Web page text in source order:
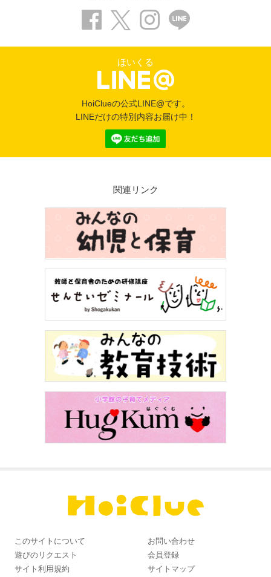
ほいくる
HoiClueの公式LINE@です。
LINEだけの特別内容お届け中！
関連リンク
このサイトについて
お問い合わせ
遊びのリクエスト
会員登録
サイト利用規約
サイトマップ